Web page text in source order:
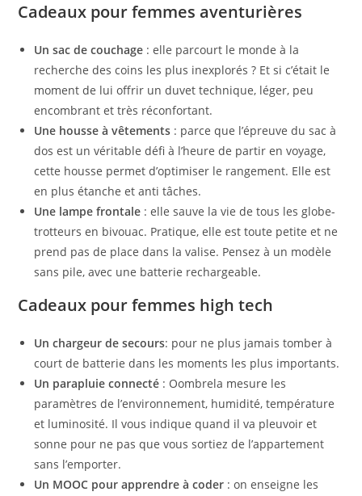
Cadeaux pour femmes aventurières
Un sac de couchage : elle parcourt le monde à la
recherche des coins les plus inexplorés ? Et si c’était le
moment de lui offrir un duvet technique, léger, peu
encombrant et très réconfortant.
Une housse à vêtements : parce que l’épreuve du sac à
dos est un véritable défi à l’heure de partir en voyage,
cette housse permet d’optimiser le rangement. Elle est
en plus étanche et anti tâches.
Une lampe frontale : elle sauve la vie de tous les globe-
trotteurs en bivouac. Pratique, elle est toute petite et ne
prend pas de place dans la valise. Pensez à un modèle
sans pile, avec une batterie rechargeable.
Cadeaux pour femmes high tech
Un chargeur de secours: pour ne plus jamais tomber à
court de batterie dans les moments les plus importants.
Un parapluie connecté : Oombrela mesure les
paramètres de l’environnement, humidité, température
et luminosité. Il vous indique quand il va pleuvoir et
sonne pour ne pas que vous sortiez de l’appartement
sans l’emporter.
Un MOOC pour apprendre à coder : on enseigne les